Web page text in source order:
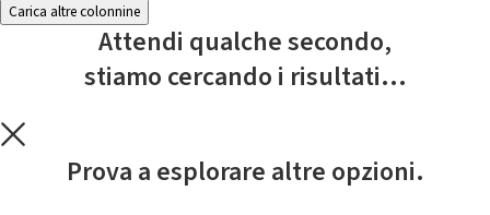
Carica altre colonnine
Attendi qualche secondo,
stiamo cercando i risultati...
Prova a esplorare altre opzioni.